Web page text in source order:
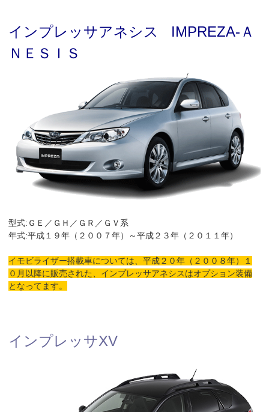
インプレッサアネシス IMPREZA-Ａ
ＮＥＳＩＳ
型式:ＧＥ／ＧＨ／ＧＲ／ＧＶ系
年式:平成１９年（２００７年）～平成２３年（２０１１年）
イモビライザー搭載車については、平成２０年（２００８年）１
０月以降に販売された、インプレッサアネシスはオプション装備
となってます。
インプレッサXV